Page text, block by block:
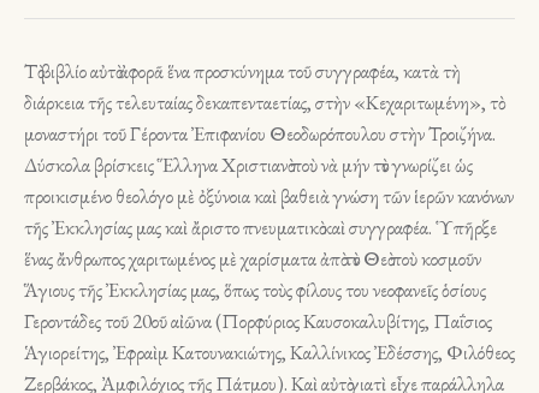
Τὸ βιβλίο αὐτὸ ἀφορᾶ ἕνα προσκύνημα τοῦ συγγραφέα, κατὰ τὴ
διάρκεια τῆς τελευταίας δεκαπενταετίας, στὴν «Κεχαριτωμένη», τὸ
μοναστήρι τοῦ Γέροντα Ἐπιφανίου Θεοδωρόπουλου στὴν Τροιζήνα.
Δύσκολα βρίσκεις Ἕλληνα Χριστιανὸ ποὺ νὰ μήν τὸν γνωρίζει ὡς
προικισμένο θεολόγο μὲ ὀξύνοια καὶ βαθειὰ γνώση τῶν ἱερῶν κανόνων
τῆς Ἐκκλησίας μας καὶ ἄριστο πνευματικὸ καὶ συγγραφέα. Ὑπῆρξε
ἕνας ἄνθρωπος χαριτωμένος μὲ χαρίσματα ἀπὸ τὸν Θεὸ ποὺ κοσμοῦν
Ἅγιους τῆς Ἐκκλησίας μας, ὅπως τοὺς φίλους του νεοφανεῖς ὁσίους
Γεροντάδες τοῦ 20οῦ αἰῶνα (Πορφύριος Καυσοκαλυβίτης, Παΐσιος
Ἁγιορείτης, Ἐφραὶμ Κατουνακιώτης, Καλλίνικος Ἐδέσσης, Φιλόθεος
Ζερβάκος, Ἀμφιλόχιος τῆς Πάτμου). Καὶ αὐτὸ γιατὶ εἶχε παράλληλα